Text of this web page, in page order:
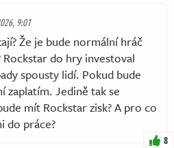
9:01
Že je bude normální hráč
do hry investoval
spousty lidí. Pokud bude
zaplatím. Jedině tak se
mít Rockstar zisk? A pro co
do práce?
8